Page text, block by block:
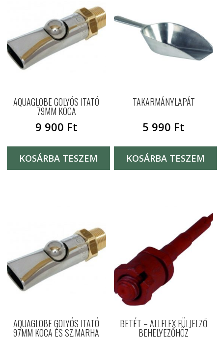
AQUAGLOBE GOLYÓS ITATÓ
79MM KOCA
9 900 Ft
KOSÁRBA TESZEM
TAKARMÁNYLAPÁT
5 990 Ft
KOSÁRBA TESZEM
AQUAGLOBE GOLYÓS ITATÓ
97MM KOCA ÉS SZ.MARHA
BETÉT – ALLFLEX FÜLJELZŐ
BEHELYEZŐHÖZ